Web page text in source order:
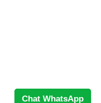
Chat WhatsApp